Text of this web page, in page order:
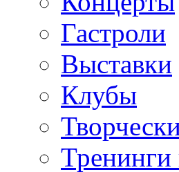
Гастроли
Выставки
Клубы
Тренинги